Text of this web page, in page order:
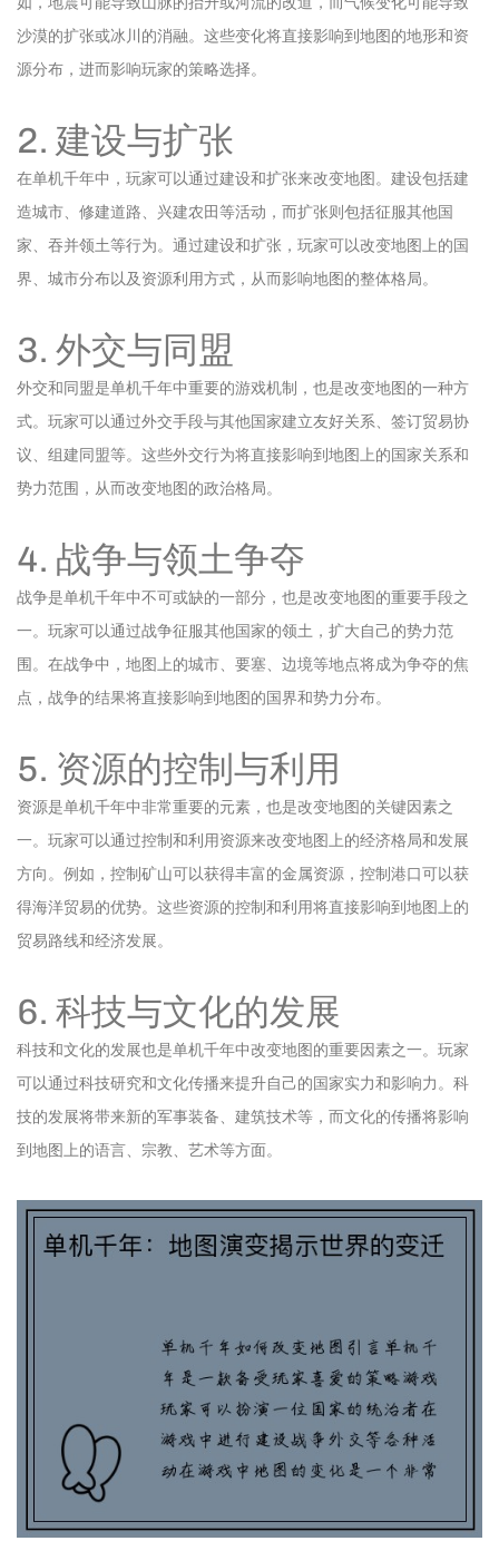
沙漠的扩张或冰川的消融。这些变化将直接影响到地图的地形和资
源分布，进而影响玩家的策略选择。
2. 建设与扩张
在单机千年中，玩家可以通过建设和扩张来改变地图。建设包括建
造城市、修建道路、兴建农田等活动，而扩张则包括征服其他国
家、吞并领土等行为。通过建设和扩张，玩家可以改变地图上的国
界、城市分布以及资源利用方式，从而影响地图的整体格局。
3. 外交与同盟
外交和同盟是单机千年中重要的游戏机制，也是改变地图的一种方
式。玩家可以通过外交手段与其他国家建立友好关系、签订贸易协
议、组建同盟等。这些外交行为将直接影响到地图上的国家关系和
势力范围，从而改变地图的政治格局。
4. 战争与领土争夺
战争是单机千年中不可或缺的一部分，也是改变地图的重要手段之
一。玩家可以通过战争征服其他国家的领土，扩大自己的势力范
围。在战争中，地图上的城市、要塞、边境等地点将成为争夺的焦
点，战争的结果将直接影响到地图的国界和势力分布。
5. 资源的控制与利用
资源是单机千年中非常重要的元素，也是改变地图的关键因素之
一。玩家可以通过控制和利用资源来改变地图上的经济格局和发展
方向。例如，控制矿山可以获得丰富的金属资源，控制港口可以获
得海洋贸易的优势。这些资源的控制和利用将直接影响到地图上的
贸易路线和经济发展。
6. 科技与文化的发展
科技和文化的发展也是单机千年中改变地图的重要因素之一。玩家
可以通过科技研究和文化传播来提升自己的国家实力和影响力。科
技的发展将带来新的军事装备、建筑技术等，而文化的传播将影响
到地图上的语言、宗教、艺术等方面。